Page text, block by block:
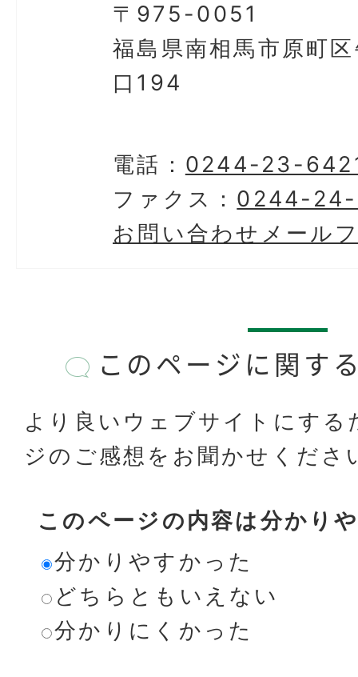
〒975-0051
福島県南相馬市原町
口194
電話： 0244-23-
ファクス： 0244-
お問い合わせメール
このページに関す
より良いウェブサイトにする
ジのご感想をお聞かせくださ
このページの内容は分かり
分かりやすかった
どちらともいえない
分かりにくかった